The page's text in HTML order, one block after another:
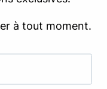
que de
dans un avenir
rassurez-
les zones où le
comme en